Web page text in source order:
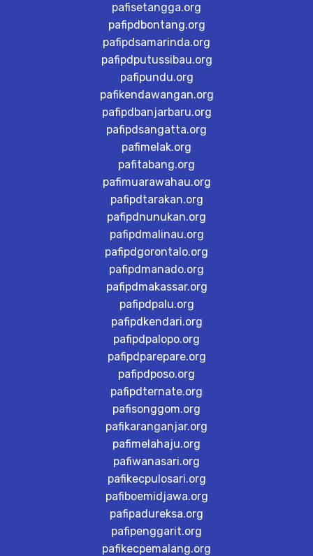
pafisetangga.org
pafipdbontang.org
pafipdsamarinda.org
pafipdputussibau.org
pafipundu.org
pafikendawangan.org
pafipdbanjarbaru.org
pafipdsangatta.org
pafimelak.org
pafitabang.org
pafimuarawahau.org
pafipdtarakan.org
pafipdnunukan.org
pafipdmalinau.org
pafipdgorontalo.org
pafipdmanado.org
pafipdmakassar.org
pafipdpalu.org
pafipdkendari.org
pafipdpalopo.org
pafipdparepare.org
pafipdposo.org
pafipdternate.org
pafisonggom.org
pafikaranganjar.org
pafimelahaju.org
pafiwanasari.org
pafikecpulosari.org
pafiboemidjawa.org
pafipadureksa.org
pafipenggarit.org
pafikecpemalang.org